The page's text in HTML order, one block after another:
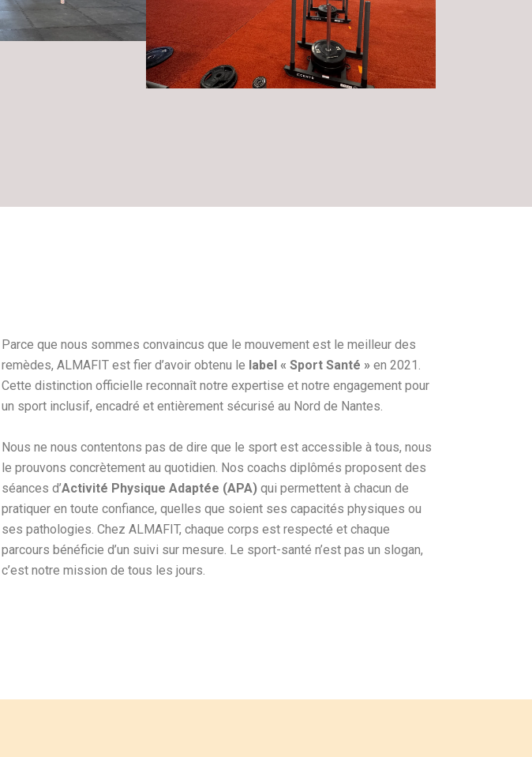
Parce que nous sommes convaincus que le mouvement est le meilleur des
remèdes, ALMAFIT est fier d’avoir obtenu le label « Sport Santé » en 2021.
Cette distinction officielle reconnaît notre expertise et notre engagement pour
un sport inclusif, encadré et entièrement sécurisé au Nord de Nantes.
Nous ne nous contentons pas de dire que le sport est accessible à tous, nous
le prouvons concrètement au quotidien. Nos coachs diplômés proposent des
séances d’Activité Physique Adaptée (APA) qui permettent à chacun de
pratiquer en toute confiance, quelles que soient ses capacités physiques ou
ses pathologies. Chez ALMAFIT, chaque corps est respecté et chaque
parcours bénéficie d’un suivi sur mesure. Le sport-santé n’est pas un slogan,
c’est notre mission de tous les jours.